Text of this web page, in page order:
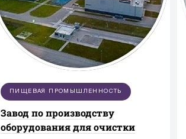
ПИЩЕВАЯ ПРОМЫШЛЕННОСТЬ
Завод по производству
оборудования для очистки